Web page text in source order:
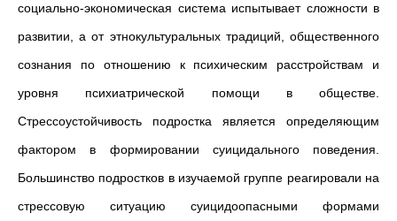
социально-экономическая система испытывает сложности в
развитии, а от этнокультуральных традиций, общественного
сознания по отношению к психическим расстройствам и
уровня психиатрической помощи в обществе.
Стрессоустойчивость подростка является определяющим
фактором в формировании суицидального поведения.
Большинство подростков в изучаемой группе реагировали на
стрессовую ситуацию суицидоопасными формами